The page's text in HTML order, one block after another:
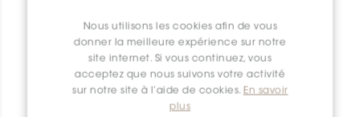
Nous utilisons les cookies afin de vous
donner la meilleure expérience sur notre
site internet. Si vous continuez, vous
acceptez que nous suivons votre activité
sur notre site à l’aide de cookies. En savoir
plus